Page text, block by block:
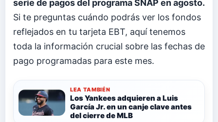
serie de pagos del programa SNAP en agosto.
Si te preguntas cuándo podrás ver los fondos
reflejados en tu tarjeta EBT, aquí tenemos
toda la información crucial sobre las fechas de
pago programadas para este mes.
LEA TAMBIÉN
Los Yankees adquieren a Luis
García Jr. en un canje clave antes
del cierre de MLB